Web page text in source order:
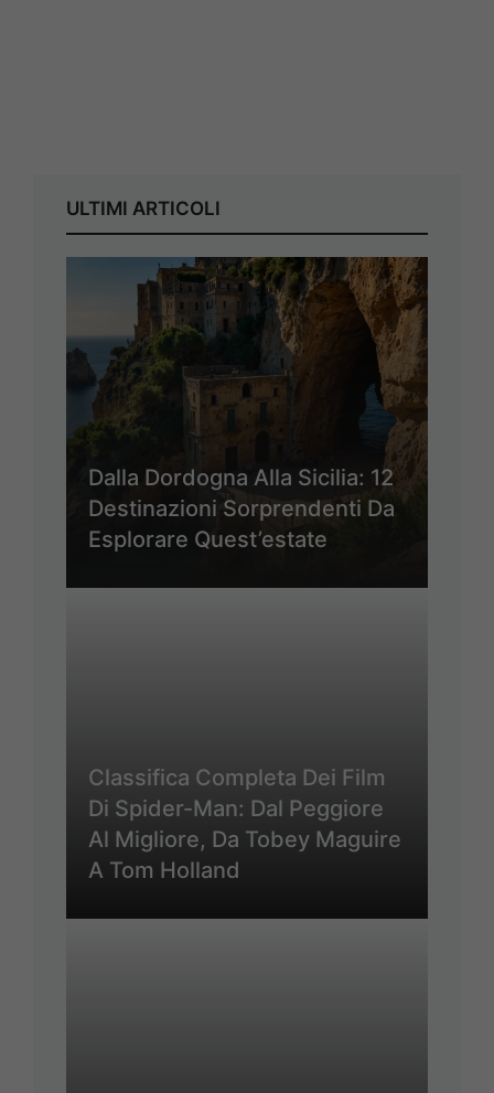
ULTIMI ARTICOLI
Dalla Dordogna Alla Sicilia: 12
Destinazioni Sorprendenti Da
Esplorare Quest’estate
Classifica Completa Dei Film
Di Spider-Man: Dal Peggiore
Al Migliore, Da Tobey Maguire
A Tom Holland